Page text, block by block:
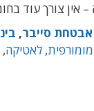
אין צורך עוד
אבטחת סייבר,
, לאטיקה,